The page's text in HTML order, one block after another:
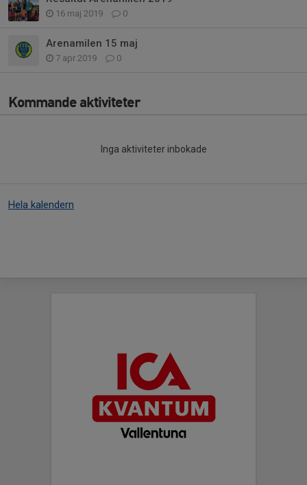
16 maj 2019 0
Arenamilen 15 maj
7 apr 2019 0
Kommande aktiviteter
Inga aktiviteter inbokade
Hela kalendern